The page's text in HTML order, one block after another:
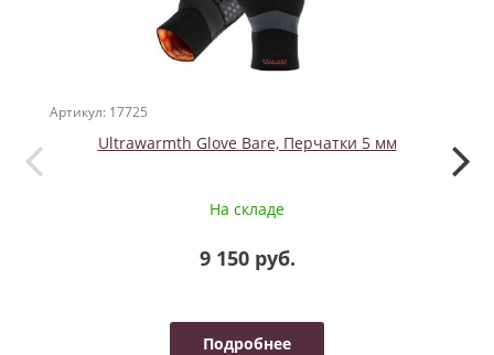
Артикул: 17725
Ultrawarmth Glove Bare, Перчатки 5 мм
На складе
9 150 руб.
Подробнее